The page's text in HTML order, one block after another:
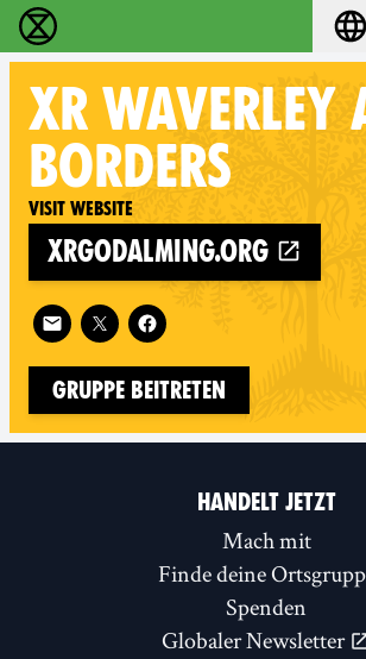
extinction rebellion - Home
XR WAVERLEY
BORDERS
Visit website
xrgodalming.org
Follow XR Waverley and Borders on
Gruppe beitreten
HANDELT JETZT
Mach mit
Finde deine
Spenden
Globaler Newsletter